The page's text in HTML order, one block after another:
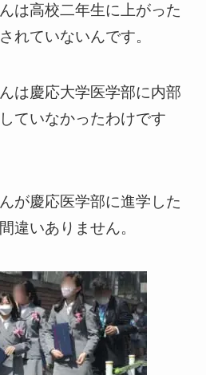
は高校二年生に上がった
れていないんです。
は慶応大学医学部に内部
ていなかったわけです
が慶応医学部に進学した
違いありません。